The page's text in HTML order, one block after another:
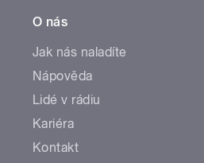
O nás
Jak nás naladíte
Nápověda
Lidé v rádiu
Kariéra
Kontakt